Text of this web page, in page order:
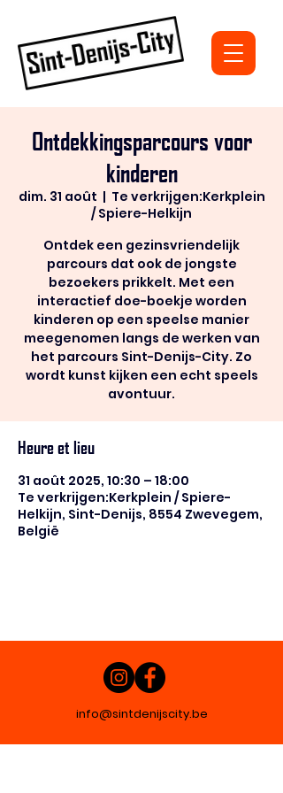
Ontdekkingsparcours voor
kinderen
dim. 31 août
  |
Te verkrijgen:Kerkplein
/ Spiere-Helkijn
Ontdek een gezinsvriendelijk
parcours dat ook de jongste
bezoekers prikkelt. Met een
interactief doe-boekje worden
kinderen op een speelse manier
meegenomen langs de werken van
het parcours Sint-Denijs-City. Zo
wordt kunst kijken een echt speels
avontuur.
Heure et lieu
31 août 2025, 10:30 – 18:00
Te verkrijgen:Kerkplein / Spiere-
Helkijn, Sint-Denijs, 8554 Zwevegem,
België
info@sintdenijscity.be